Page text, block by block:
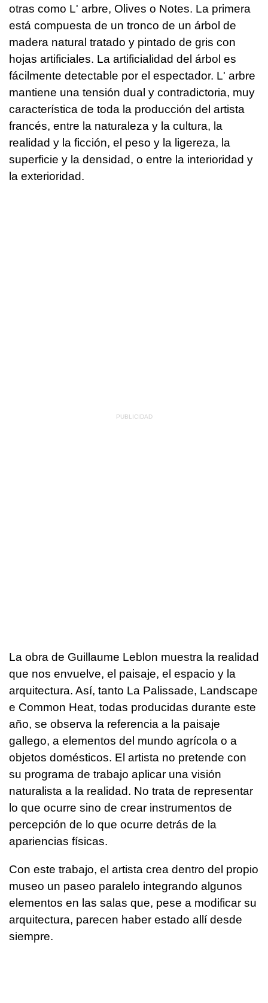
otras como L' arbre, Olives o Notes. La primera
está compuesta de un tronco de un árbol de
madera natural tratado y pintado de gris con
hojas artificiales. La artificialidad del árbol es
fácilmente detectable por el espectador. L' arbre
mantiene una tensión dual y contradictoria, muy
característica de toda la producción del artista
francés, entre la naturaleza y la cultura, la
realidad y la ficción, el peso y la ligereza, la
superficie y la densidad, o entre la interioridad y
la exterioridad.
La obra de Guillaume Leblon muestra la realidad
que nos envuelve, el paisaje, el espacio y la
arquitectura. Así, tanto La Palissade, Landscape
e Common Heat, todas producidas durante este
año, se observa la referencia a la paisaje
gallego, a elementos del mundo agrícola o a
objetos domésticos. El artista no pretende con
su programa de trabajo aplicar una visión
naturalista a la realidad. No trata de representar
lo que ocurre sino de crear instrumentos de
percepción de lo que ocurre detrás de la
apariencias físicas.
Con este trabajo, el artista crea dentro del propio
museo un paseo paralelo integrando algunos
elementos en las salas que, pese a modificar su
arquitectura, parecen haber estado allí desde
siempre.